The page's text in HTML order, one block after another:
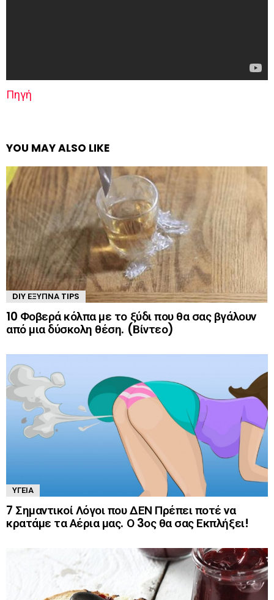
Πηγή
YOU MAY ALSO LIKE
DIY ΈΞΥΠΝΑ TIPS
10 Φοβερά κόλπα με το ξύδι που θα σας βγάλουν
από μια δύσκολη θέση. (Βίντεο)
ΥΓΕΊΑ
7 Σημαντικοί Λόγοι που ΔΕΝ Πρέπει ποτέ να
κρατάμε τα Αέρια μας. Ο 3ος θα σας Εκπλήξει!